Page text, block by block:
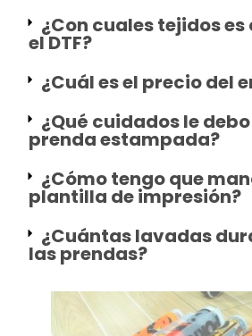
¿Con cuales tejidos
el DTF?
¿Cuál es el precio del
¿Qué cuidados le
prenda estampada?
¿Cómo tengo que
plantilla de impresión?
¿Cuántas lavadas
las prendas?